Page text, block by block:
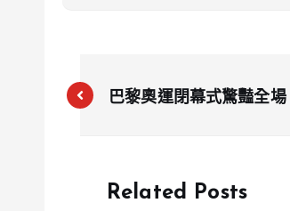
巴黎奧運閉幕式驚豔全場
Related Posts